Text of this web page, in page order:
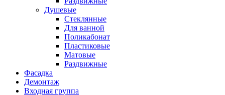
Душевые
Стеклянные
Для ванной
Поликабонат
Пластиковые
Матовые
Раздвижные
Фасадка
Демонтаж
Входная группа